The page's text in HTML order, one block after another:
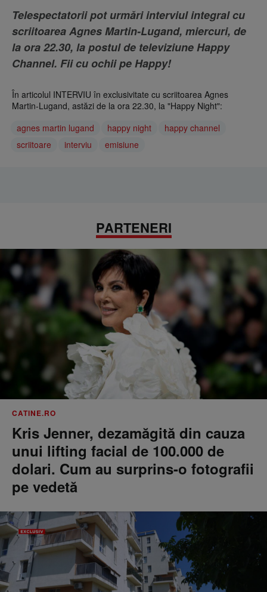
Telespectatorii pot urmări interviul integral cu
scriitoarea Agnes Martin-Lugand, miercuri, de
la ora 22.30, la postul de televiziune Happy
Channel. Fii cu ochii pe Happy!
În articolul INTERVIU în exclusivitate cu scriitoarea Agnes
Martin-Lugand, astăzi de la ora 22.30, la "Happy Night":
agnes martin lugand
happy night
happy channel
scriitoare
interviu emisiune
PARTENERI
CATINE.RO
Kris Jenner, dezamăgită din cauza
unui lifting facial de 100.000 de
dolari. Cum au surprins-o fotografii
pe vedetă